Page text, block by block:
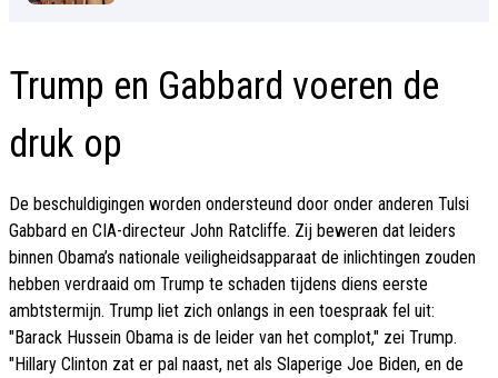
Trump en Gabbard voeren de
druk op
De beschuldigingen worden ondersteund door onder anderen Tulsi
Gabbard en CIA-directeur John Ratcliffe. Zij beweren dat leiders
binnen Obama’s nationale veiligheidsapparaat de inlichtingen zouden
hebben verdraaid om Trump te schaden tijdens diens eerste
ambtstermijn. Trump liet zich onlangs in een toespraak fel uit:
"Barack Hussein Obama is de leider van het complot," zei Trump.
"Hillary Clinton zat er pal naast, net als Slaperige Joe Biden, en de